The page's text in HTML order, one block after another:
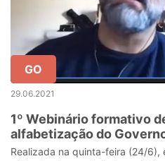
GO
29.06.2021
1º Webinário formativo
alfabetização do
mil visualizações
Realizada na quinta-feira (24/6),